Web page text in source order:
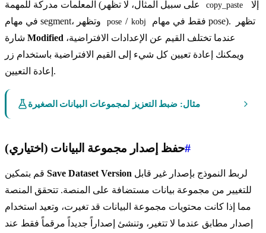
copy_paste
pose / kobj
Modified
ويمكنك إعادة تعيين كل شيء إلى القيم الافتراضية باستخدام زر
إعادة التعيين.
مثال: ضبط التعزيز لمجموعات البيانات الصغيرة
حفظ إصدار مجموعة البيانات (اختياري)#
Save Dataset Version
للتغيير من مجموعة بيانات مستضافة على المنصة. تتحقق المنصة
مما إذا كانت محتويات مجموعة البيانات قد تغيرت، وتعيد استخدام
إصدار مطابق عندما لا تتغير، وتنشئ إصداراً جديداً مرقماً فقط عند